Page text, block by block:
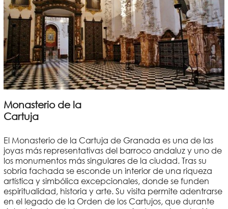
Monasterio de la
Cartuja
El Monasterio de la Cartuja de Granada es una de las
joyas más representativas del barroco andaluz y uno de
los monumentos más singulares de la ciudad. Tras su
sobria fachada se esconde un interior de una riqueza
artística y simbólica excepcionales, donde se funden
espiritualidad, historia y arte. Su visita permite adentrarse
en el legado de la Orden de los Cartujos, que durante